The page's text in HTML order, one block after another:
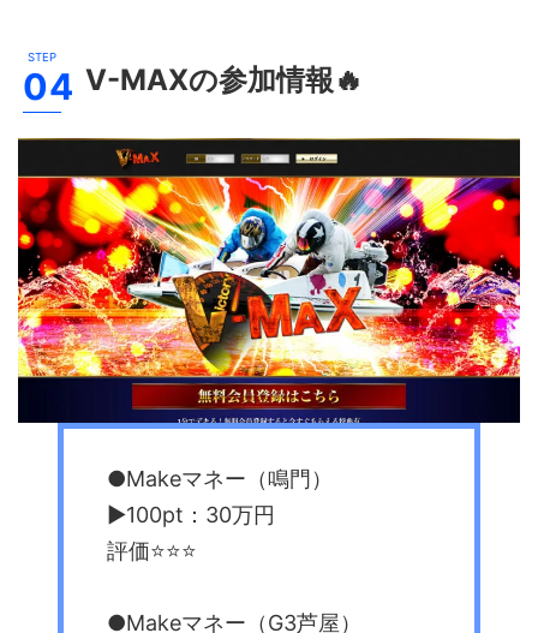
V-MAXの参加情報🔥
●Makeマネー（鳴門）
▶︎100pt：30万円
評価⭐️⭐️⭐️
●Makeマネー（G3芦屋）